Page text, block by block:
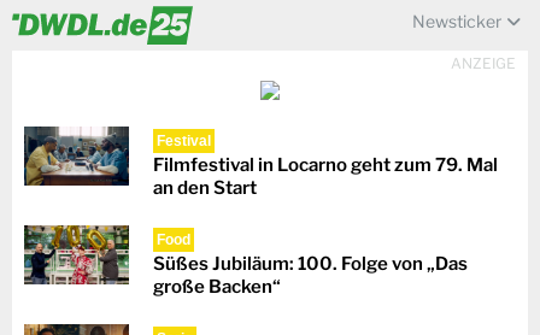
Newsticker
ANZEIGE
Festival
Filmfestival in Locarno geht zum 79. Mal
an den Start
Food
Süßes Jubiläum: 100. Folge von „Das
große Backen“